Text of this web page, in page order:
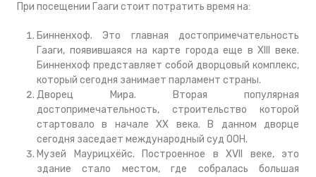
При посещении Гааги стоит потратить время на:
Бинненхоф. Это главная достопримечательность
Гааги, появившаяся на карте города еще в XIII веке.
Бинненхоф представляет собой дворцовый комплекс,
который сегодня занимает парламент страны.
Дворец Мира. Вторая популярная
достопримечательность, строительство которой
стартовало в начале XX века. В данном дворце
сегодня заседает международный суд ООН.
Музей Маурицхёйс. Построенное в XVII веке, это
здание стало местом, где собралась большая